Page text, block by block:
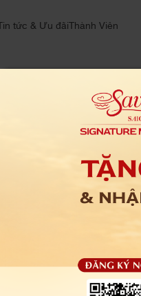
tức & Ưu đãiThành Viên
Bánh Lạnh